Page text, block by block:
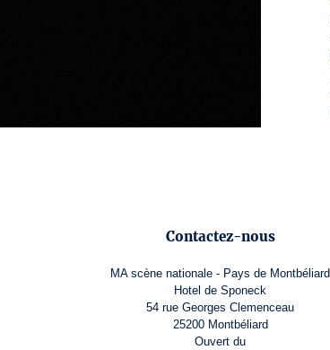
Contactez-nous
MA scène nationale - Pays de Montbéliard
Hotel de Sponeck
54 rue Georges Clemenceau
25200 Montbéliard
Ouvert du